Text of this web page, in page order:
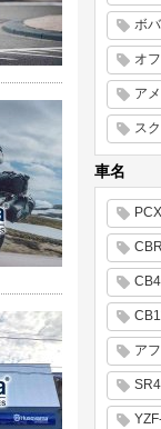
ボ
オ
ア
ス
車名
PCX
ア